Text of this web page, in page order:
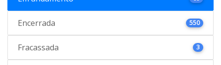
Encerrada 550
Fracassada 3